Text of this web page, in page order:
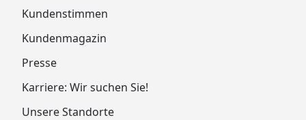
Kundenstimmen
Kundenmagazin
Presse
Karriere: Wir suchen Sie!
Unsere Standorte